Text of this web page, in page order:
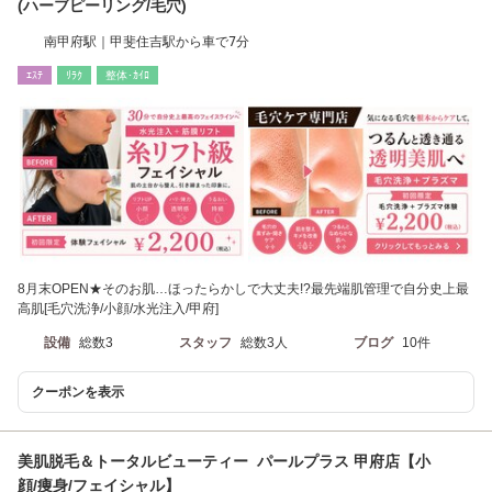
(ハーブピーリング/毛穴)
南甲府駅｜甲斐住吉駅から車で7分
ｴｽﾃ ﾘﾗｸ 整体･ｶｲﾛ
8月末OPEN★そのお肌…ほったらかしで大丈夫!?最先端肌管理で自分史上最
高肌[毛穴洗浄/小顔/水光注入/甲府]
設備 総数3 スタッフ 総数3人 ブログ 10件
クーポンを表示
美肌脱毛＆トータルビューティー パールプラス 甲府店【小
顔/痩身/フェイシャル】